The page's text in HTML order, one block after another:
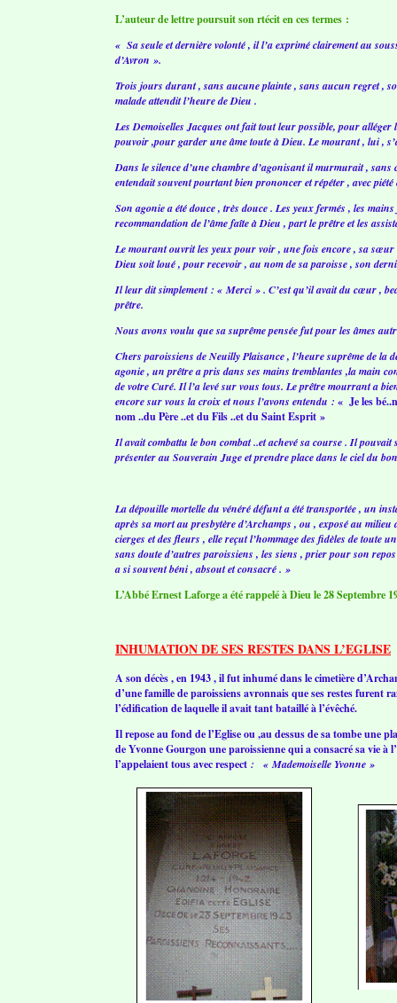
L’auteur de lettre poursuit son rtécit en ces termes :
« Sa seule et dernière volonté , il l’a exprimé clairement au
d’Avron ».
Trois jours durant , sans aucune plainte , sans aucun regret ,
malade attendit l’heure de Dieu .
Les Demoiselles Jacques ont fait tout leur possible, pour
pouvoir ,pour garder une âme toute à Dieu. Le mourant , lui ,
Dans le silence d’une chambre d’agonisant il murmurait ,
entendait souvent pourtant bien prononcer et répéter , avec
Son agonie a été douce , très douce . Les yeux fermés , les
recommandation de l’âme faîte à Dieu , part le prêtre et les
Le mourant ouvrit les yeux pour voir , une fois encore , sa
Dieu soit loué , pour recevoir , au nom de sa paroisse , son
Il leur dit simplement : « Merci » . C’est qu’il avait du cœur ,
prêtre.
Nous avons voulu que sa suprême pensée fut pour les âmes
Chers paroissiens de Neuilly Plaisance , l’heure suprême de la
agonie , un prêtre a pris dans ses mains tremblantes ,la main
de votre Curé. Il l’a levé sur vous tous. Le prêtre mourrant a
encore sur vous la croix et nous l’avons entendu : « Je les
nom ..du Père ..et du Fils ..et du Saint Esprit »
Il avait combattu le bon combat ..et achevé sa course . Il pouvait
présenter au Souverain Juge et prendre place dans le ciel du
La dépouille mortelle du vénéré défunt a été transportée , un
après sa mort au presbytère d’Archamps , ou , exposé au milieu
cierges et des fleurs , elle reçut l’hommage des fidèles de toute
sans doute d’autres paroissiens , les siens , prier pour son
a si souvent béni , absout et consacré . »
L’Abbé Ernest Laforge a été rappelé à Dieu le 28 Septembre
INHUMATION DE SES RESTES DANS L’EGLISE
A son décès , en 1943 , il fut inhumé dans le cimetière
d’une famille de paroissiens avronnais que ses restes furent
l’édification de laquelle il avait tant bataillé à l’évêché.
Il repose au fond de l’Eglise ou ,au dessus de sa tombe une
de Yvonne Gourgon une paroissienne qui a consacré sa vie à
l’appelaient tous avec respect : « Mademoiselle Yvonne »